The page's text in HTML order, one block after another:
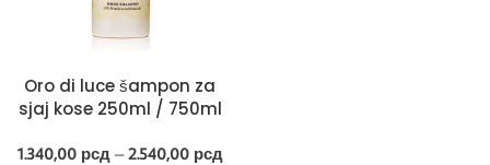
Oro di luce šampon za
sjaj kose 250ml / 750ml
1.340,00 рсд – 2.540,00 рсд